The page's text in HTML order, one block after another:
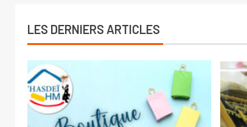
LES DERNIERS ARTICLES